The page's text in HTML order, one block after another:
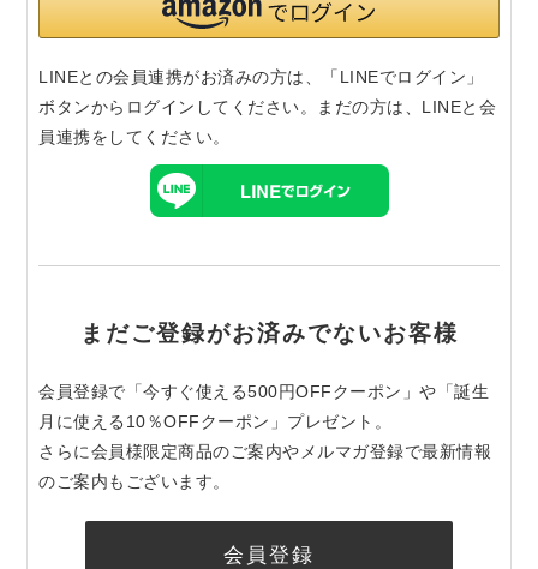
LINEとの会員連携がお済みの方は、「LINEでログイン」
ボタンからログインしてください。まだの方は、 LINEと会
員連携をしてください。
まだご登録がお済みでないお客様
会員登録で「今すぐ使える500円OFFクーポン」や「誕生
月に使える10％OFFクーポン」プレゼント。
さらに会員様限定商品のご案内やメルマガ登録で最新情報
のご案内もございます。
会員登録